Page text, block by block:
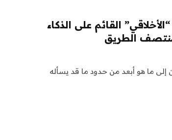
القائم على الذكاء
منتصف الطريق
إلى ما هو أبعد من حدود ما قد يسأله